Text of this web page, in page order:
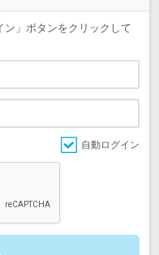
」ボタンをクリックして
自動ログイン